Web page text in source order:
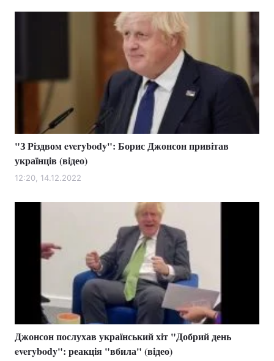
"З Різдвом everybody": Борис Джонсон привітав
українців (відео)
12:20, 14.12.2022
Джонсон послухав український хіт "Добрий день
everybody": реакція "вбила" (відео)